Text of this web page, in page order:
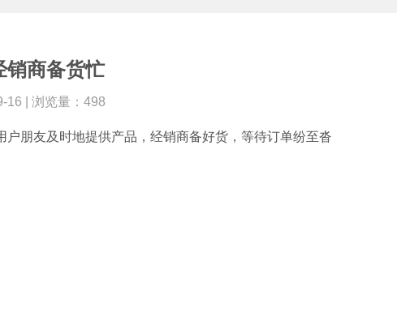
销商备货忙
16 | 浏览量：498
朋友及时地提供产品，经销商备好货，等待订单纷至沓